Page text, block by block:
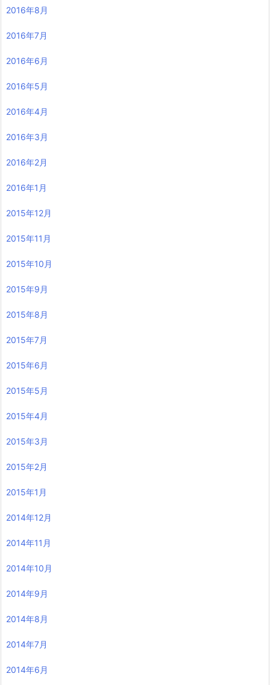
2016年8月
2016年7月
2016年6月
2016年5月
2016年4月
2016年3月
2016年2月
2016年1月
2015年12月
2015年11月
2015年10月
2015年9月
2015年8月
2015年7月
2015年6月
2015年5月
2015年4月
2015年3月
2015年2月
2015年1月
2014年12月
2014年11月
2014年10月
2014年9月
2014年8月
2014年7月
2014年6月